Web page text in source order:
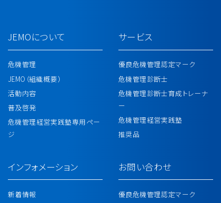
JEMOについて
危機管理
JEMO（組織概要）
活動内容
普及啓発
危機管理経営実践塾専用ペー
ジ
サービス
優良危機管理認定マーク
危機管理診断士
危機管理診断士育成トレーナ
ー
危機管理経営実践塾
推奨品
インフォメーション
新着情報
お問い合わせ
優良危機管理認定マーク